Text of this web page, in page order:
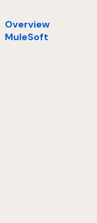
Overview
MuleSoft